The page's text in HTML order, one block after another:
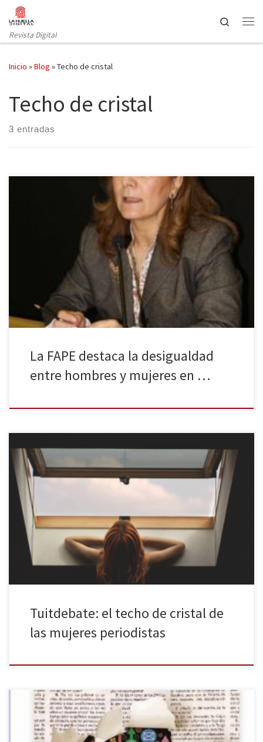
Saltar al contenido
Revista Digital
Search
Inicio »Blog »Techo de cristal
Techo de cristal
3 entradas
Con motivo del día de la mujer trabajadora, la Federación de
Asociaciones de Periodistas de España (FAPE) anunció las grandes
desigualdades que existen entre hombres y mujeres en el
periodismo. Los consejos de administración de los medios más
importantes de nuestro país sólo cuentan con un 17% de
presencia femenina. […]
La FAPE destaca la desigualdad
entre hombres y mujeres en …
La Asociación de la Prensa de Madrid (APM) ha convocado un tuit-
debate sobre el techo de cristal de las mujeres periodistas en el
que se abordarán cuestiones como la presencia femenina dentro
de los medios de comunicación españoles, el machismo en las
redacciones o la brecha salarial entre hombres y […]
Tuitdebate: el techo de cristal de
las mujeres periodistas
Según el Informe de la Profesión Periodística 2013, publicado por